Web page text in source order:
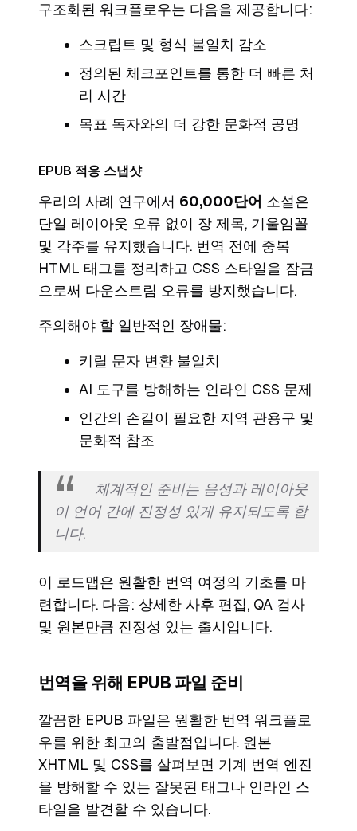
구조화된 워크플로우는 다음을 제공합니다:
스크립트 및 형식 불일치 감소
정의된 체크포인트를 통한 더 빠른 처
리 시간
목표 독자와의 더 강한 문화적 공명
EPUB 적응 스냅샷
우리의 사례 연구에서 60,000단어 소설은
단일 레이아웃 오류 없이 장 제목, 기울임꼴
및 각주를 유지했습니다. 번역 전에 중복
HTML 태그를 정리하고 CSS 스타일을 잠금
으로써 다운스트림 오류를 방지했습니다.
주의해야 할 일반적인 장애물:
키릴 문자 변환 불일치
AI 도구를 방해하는 인라인 CSS 문제
인간의 손길이 필요한 지역 관용구 및
문화적 참조
체계적인 준비는 음성과 레이아웃
이 언어 간에 진정성 있게 유지되도록 합
니다.
이 로드맵은 원활한 번역 여정의 기초를 마
련합니다. 다음: 상세한 사후 편집, QA 검사
및 원본만큼 진정성 있는 출시입니다.
번역을 위해 EPUB 파일 준비
깔끔한 EPUB 파일은 원활한 번역 워크플로
우를 위한 최고의 출발점입니다. 원본
XHTML 및 CSS를 살펴보면 기계 번역 엔진
을 방해할 수 있는 잘못된 태그나 인라인 스
타일을 발견할 수 있습니다.